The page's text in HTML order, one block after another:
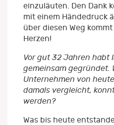
einzuläuten. Den Dank
mit einem Händedruck
über diesen Weg
Herzen!
Vor gut 32 Jahren habt
gemeinsam gegründet.
Unternehmen von
damals vergleicht,
werden?
Was bis heute